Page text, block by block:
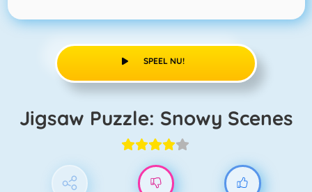
SPEEL NU!
Jigsaw Puzzle: Snowy Scenes